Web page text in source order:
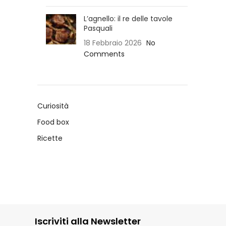
L’agnello: il re delle tavole
Pasquali
18 Febbraio 2026 No
Comments
Curiosità
Food box
Ricette
Iscriviti alla Newsletter